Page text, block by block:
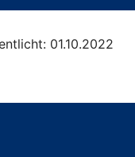
01.10.2022